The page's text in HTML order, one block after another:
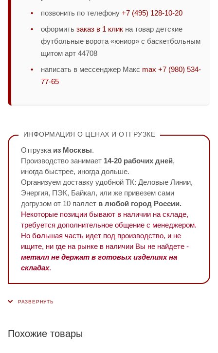
позвонить по телефону +7 (495) 128-10-20
оформить заказ в 1 клик на товар детские
футбольные ворота «юниор» с баскетбольным
щитом арт 44708
написать в мессенджер Макс max +7 (980) 534-
77-65
ИНФОРМАЦИЯ О ЦЕНАХ И ОТГРУЗКЕ
Отгрузка из Москвы.
Производство занимает 14-20 рабочих дней,
иногда быстрее, иногда дольше.
Организуем доставку удобной ТК: Деловые Линии,
Энергия, ПЭК, Байкал, или же привезем сами
догрузом от 10 паллет в любой город России.
Некоторые позиции бывают в наличии на складе,
требуется дополнительное общение с менеджером.
Но большая часть идет под производство, и не
ищите, ни где на рынке в наличии Вы не найдете -
металл не держат в готовых изделиях на
складах.
Похожие товары